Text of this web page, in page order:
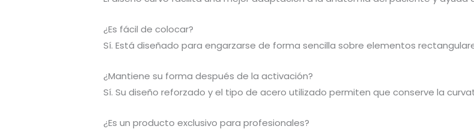
¿Es fácil de colocar?
Sí. Está diseñado para engarzarse de forma sencilla sobre elementos
¿Mantiene su forma después de la activación?
Sí. Su diseño reforzado y el tipo de acero utilizado permiten que conserve la
¿Es un producto exclusivo para profesionales?